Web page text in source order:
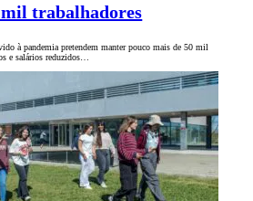
mil trabalhadores
à pandemia pretendem manter pouco mais de 50 mil
e salários reduzidos…